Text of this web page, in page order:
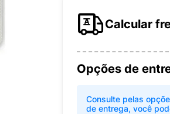
Calcular
Opções de
Consulte pelas
de entrega, você